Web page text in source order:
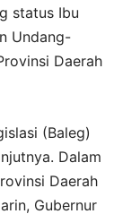
status Ibu
Undang-
Daerah
(Baleg)
Dalam
Daerah
Gubernur